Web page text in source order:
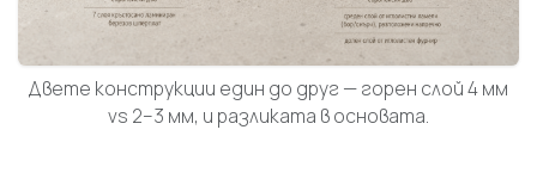
Двете конструкции един до друг — горен слой 4 мм
vs 2–3 мм, и разликата в основата.